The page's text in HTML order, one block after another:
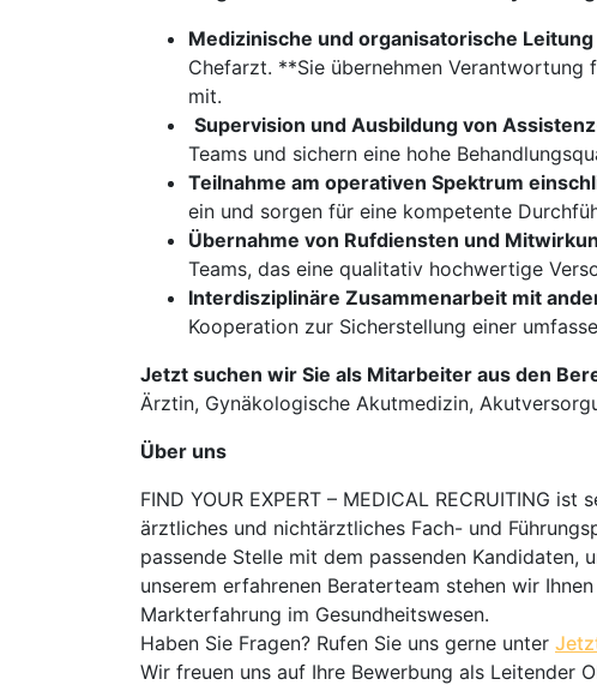
Medizinische und organisatorische Leitung
Chefarzt. **Sie übernehmen
mit.
Supervision und Ausbildung von
Teams und sichern eine hohe
Teilnahme am operativen Spektrum
ein und sorgen für eine kompetente
Übernahme von Rufdiensten und
Teams, das eine qualitativ hochwertige
Interdisziplinäre Zusammenarbeit mit
Kooperation zur Sicherstellung einer
Jetzt suchen wir Sie als Mitarbeiter aus den
Ärztin, Gynäkologische Akutmedizin,
Über uns
FIND YOUR EXPERT – MEDICAL RECRUITING
ärztliches und nichtärztliches Fach- und
passende Stelle mit dem passenden
unserem erfahrenen Beraterteam stehen wir
Markterfahrung im Gesundheitswesen.
Haben Sie Fragen? Rufen Sie uns gerne unter
Wir freuen uns auf Ihre Bewerbung als Leitender